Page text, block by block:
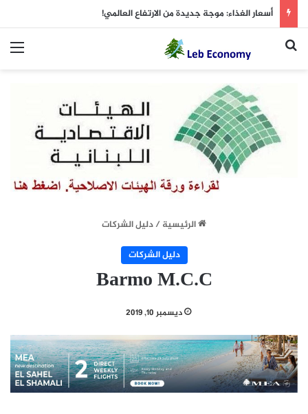
أسعار الغذاء: موجة جديدة من الارتفاع العالمي!
بحث عن
الرئيسية/دليل الشركات
دليل الشركات
Barmo M.C.C
ديسمبر 10, 2019